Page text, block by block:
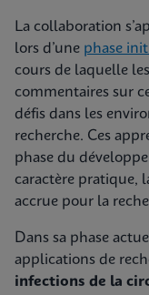
La collaboration
lors d’une phase
cours de laquelle
commentaires sur
défis dans les
recherche. Ces
phase du
caractère pratique,
accrue pour la
Dans sa phase
applications de
infections de la